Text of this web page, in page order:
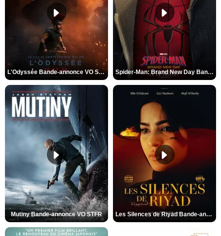
L'Odyssée Bande-annonce VO STFR Spider-Man: Brand New Day Bande-annonce VO STFR
Mutiny Bande-annonce VO STFR Les Silences de Riyad Bande-annonce VO STFR